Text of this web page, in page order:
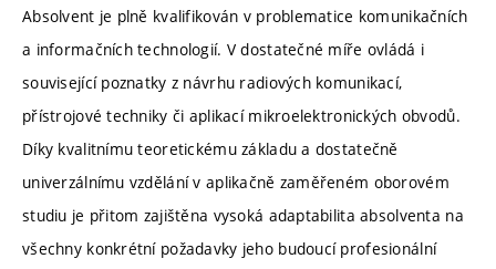
Absolvent je plně kvalifikován v problematice komunikačních
a informačních technologií. V dostatečné míře ovládá i
související poznatky z návrhu radiových komunikací,
přístrojové techniky či aplikací mikroelektronických obvodů.
Díky kvalitnímu teoretickému základu a dostatečně
univerzálnímu vzdělání v aplikačně zaměřeném oborovém
studiu je přitom zajištěna vysoká adaptabilita absolventa na
všechny konkrétní požadavky jeho budoucí profesionální